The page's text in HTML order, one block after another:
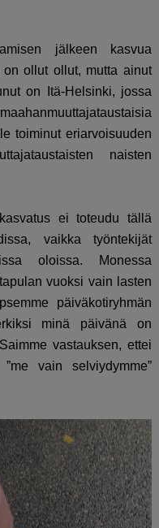
jälkeen kasvua
ollut ollut, mutta ainut
on Itä-Helsinki, jossa
toiminut eriarvoisuuden
naisten
ei toteudu tällä
vaikka työntekijät
oloissa. Monessa
vuoksi vain lasten
päiväkotiryhmän
minä päivänä on
vastauksen, ettei
vain selviydymme”